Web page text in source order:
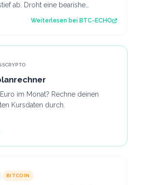
ab. Droht eine bearishe
Weiterlesen bei BTC-ECHO
im Monat? Rechne deinen
Kursdaten durch.
BITCOIN